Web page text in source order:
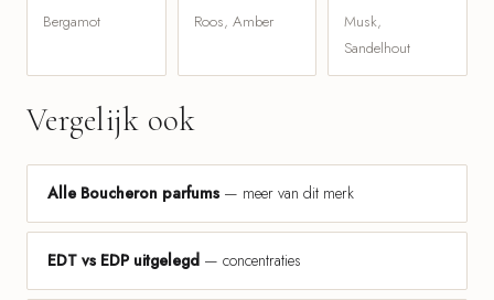
Bergamot Roos, Amber
Musk,
Sandelhout
Vergelijk ook
Alle Boucheron parfums — meer van dit merk
EDT vs EDP uitgelegd — concentraties